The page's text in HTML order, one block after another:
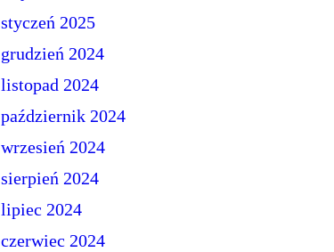
styczeń 2025
grudzień 2024
listopad 2024
październik 2024
wrzesień 2024
sierpień 2024
lipiec 2024
czerwiec 2024